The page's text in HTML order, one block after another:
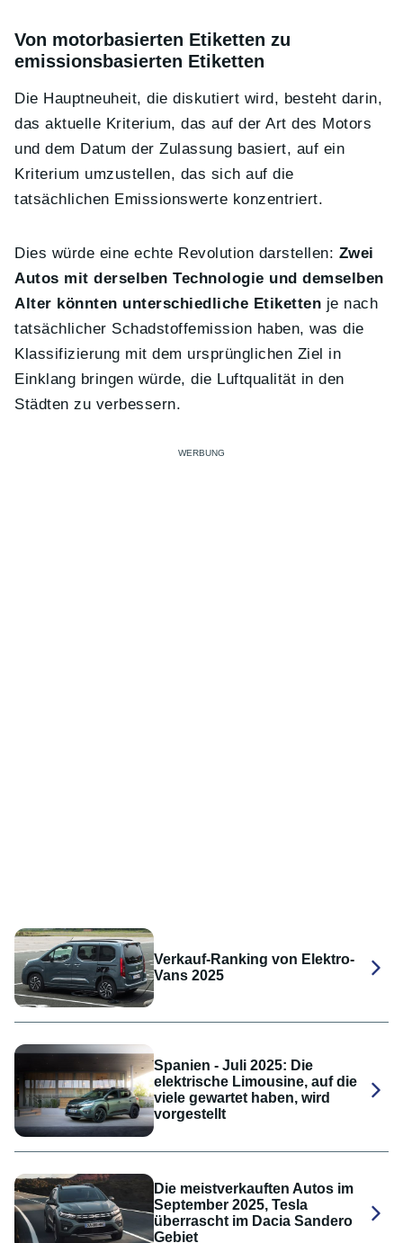
Von motorbasierten Etiketten zu
emissionsbasierten Etiketten
Die Hauptneuheit, die diskutiert wird, besteht darin,
das aktuelle Kriterium, das auf der Art des Motors
und dem Datum der Zulassung basiert, auf ein
Kriterium umzustellen, das sich auf die
tatsächlichen Emissionswerte konzentriert.
Dies würde eine echte Revolution darstellen: Zwei
Autos mit derselben Technologie und demselben
Alter könnten unterschiedliche Etiketten je nach
tatsächlicher Schadstoffemission haben, was die
Klassifizierung mit dem ursprünglichen Ziel in
Einklang bringen würde, die Luftqualität in den
Städten zu verbessern.
Verkauf-Ranking von Elektro-
Vans 2025
Spanien - Juli 2025: Die
elektrische Limousine, auf die
viele gewartet haben, wird
vorgestellt
Die meistverkauften Autos im
September 2025, Tesla
überrascht im Dacia Sandero
Gebiet